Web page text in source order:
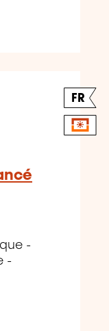
FR
-
-